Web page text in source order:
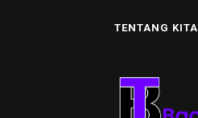
TENTANG KITA